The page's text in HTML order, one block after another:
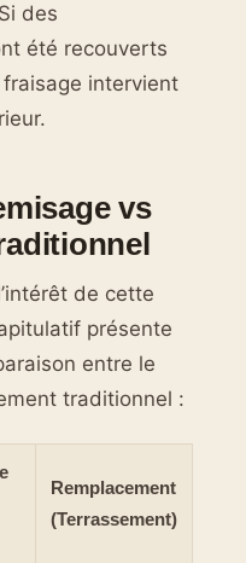
des
été recouverts
intervient
vs
de cette
présente
entre le
traditionnel :
Remplacement
(Terrassement)